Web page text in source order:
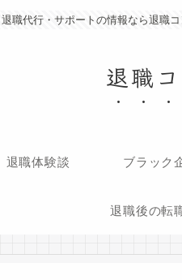
退職代行・サポートの情報なら退職
退職
退職体験談 ブラック
退職後の転